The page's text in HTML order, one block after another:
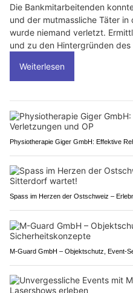
Die Bankmitarbeitenden
und der mutmassliche Täter in
wurde niemand verletzt.
und zu den Hintergründen des
Weiterlesen
Physiotherapie Giger GmbH: Effektive
Spass im Herzen der Ostschweiz –
M-Guard GmbH – Objektschutz, Event-